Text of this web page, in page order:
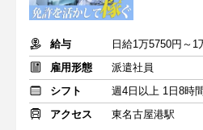
給与
日給1万5750円～
雇用形態
派遣社員
シフト
週4日以上 1日8時
アクセス
東名古屋港駅